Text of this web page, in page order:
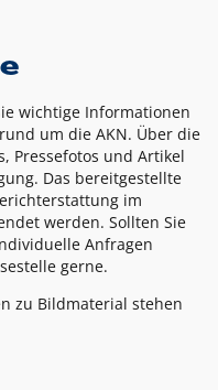
wichtige Informationen
um die AKN. Über die
Pressefotos und Artikel
Das bereitgestellte
im
werden. Sollten Sie
Anfragen
gerne.
zu Bildmaterial stehen